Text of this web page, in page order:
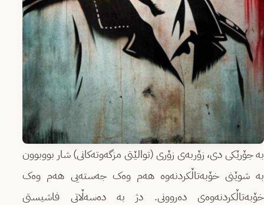
بە جۆرێکی دی، زۆربەی زۆری (توالێتی مزگەوتەکانی) شار بووبوون
بە شوێنی خۆبەتاڵکردنەوە هەم وەک جەستەیی هەم وەک
خۆبەتاڵکردنەوەی دەروونی. دژ بە دەسەڵاتی فاشیستی